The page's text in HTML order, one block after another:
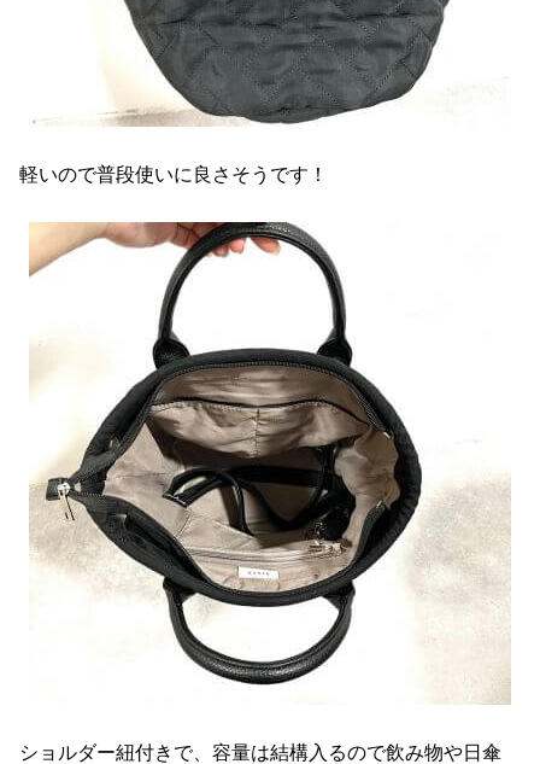
軽いので普段使いに良さそうです！
ショルダー紐付きで、容量は結構入るので飲み物や日傘